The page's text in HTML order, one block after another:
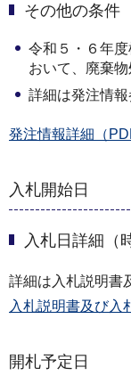
その他の条件
令和５・６年
おいて、廃棄
詳細は発注情報
発注情報詳細（
入札開始日
入札日詳細（
詳細は入札説明書
入札説明書及び入
開札予定日